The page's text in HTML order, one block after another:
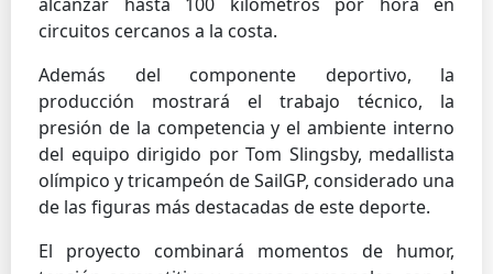
circuitos cercanos a la costa.
Además del componente deportivo, la
producción mostrará el trabajo técnico, la
presión de la competencia y el ambiente interno
del equipo dirigido por Tom Slingsby, medallista
olímpico y tricampeón de SailGP, considerado una
de las figuras más destacadas de este deporte.
El proyecto combinará momentos de humor,